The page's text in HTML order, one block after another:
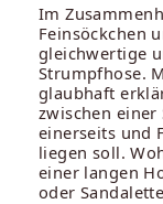
Im
Feinsöckchen
gleichwertige
Strumpfhose.
glaubhaft
zwischen
einerseits und
liegen soll.
einer langen
oder